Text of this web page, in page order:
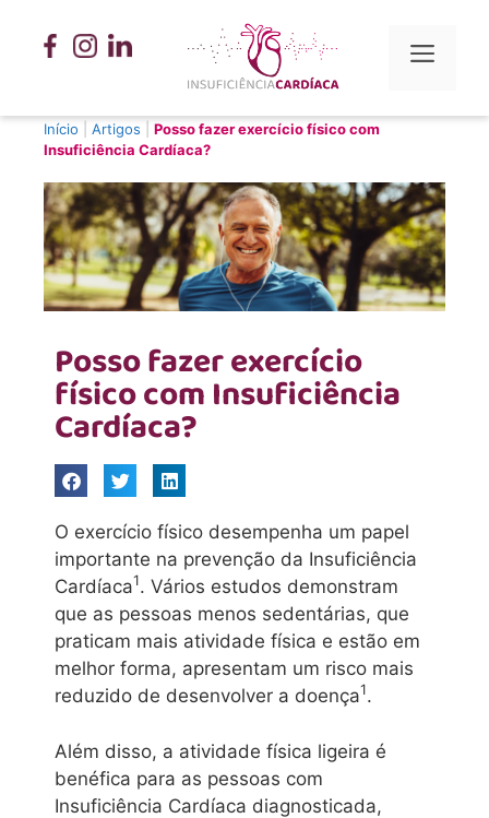
Início Artigos
Posso fazer exercício físico com
Insuficiência Cardíaca?
Posso fazer exercício
físico com Insuficiência
Cardíaca?
O exercício físico desempenha um papel
importante na prevenção da Insuficiência
Cardíaca1. Vários estudos demonstram
que as pessoas menos sedentárias, que
praticam mais atividade física e estão em
melhor forma, apresentam um risco mais
reduzido de desenvolver a doença1.
Além disso, a atividade física ligeira é
benéfica para as pessoas com
Insuficiência Cardíaca diagnosticada,